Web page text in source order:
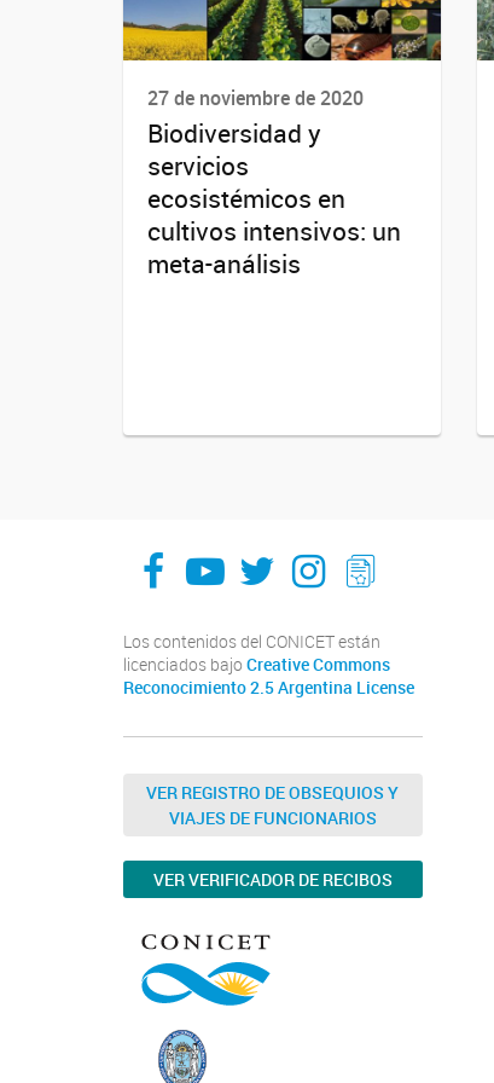
27 de noviembre de 2020
Biodiversidad y
servicios
ecosistémicos en
cultivos intensivos: un
meta-análisis
facebook
youtube
Twitter
Instagram
LeChasquier Boletin Digital 70
Los contenidos del CONICET están
licenciados bajo Creative Commons
Reconocimiento 2.5 Argentina License
VER REGISTRO DE OBSEQUIOS Y
VIAJES DE FUNCIONARIOS
VER VERIFICADOR DE RECIBOS